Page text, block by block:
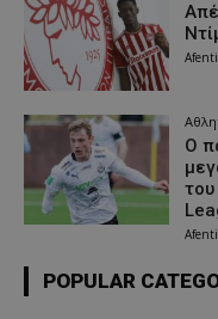
Ο
POPULAR